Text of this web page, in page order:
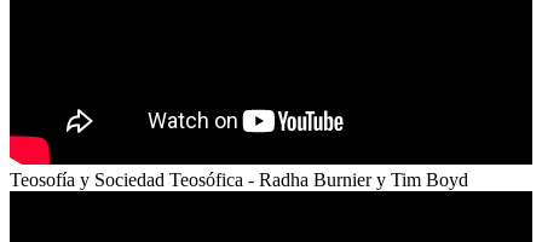
Teosofía y Sociedad Teosófica - Radha Burnier y Tim Boyd